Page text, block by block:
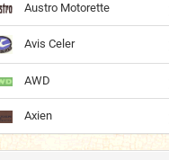
Austro Motorette
Avis Celer
AWD
Axien